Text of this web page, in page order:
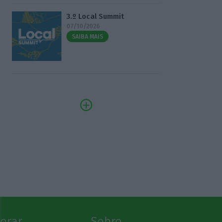
3.º Local Summit
07/10/2026
SAIBA MAIS